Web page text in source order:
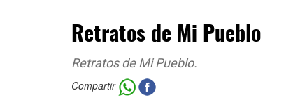
Retratos de Mi Pueblo
Retratos de Mi Pueblo.
Compartir